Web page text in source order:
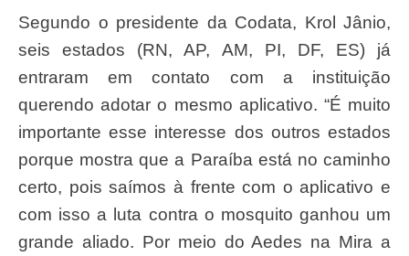
Segundo o presidente da Codata, Krol Jânio,
seis estados (RN, AP, AM, PI, DF, ES) já
entraram em contato com a instituição
querendo adotar o mesmo aplicativo. “É muito
importante esse interesse dos outros estados
porque mostra que a Paraíba está no caminho
certo, pois saímos à frente com o aplicativo e
com isso a luta contra o mosquito ganhou um
grande aliado. Por meio do Aedes na Mira a